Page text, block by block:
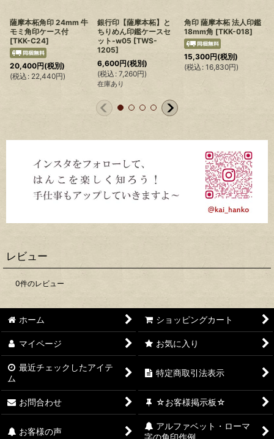
薩摩本柘角印 24mm 牛
モミ角印ケース付
[TKK-C24]
20,400円(税別)
(税込 : 22,440円)
銀行印【薩摩本柘】と
ちりめん印鑑ケースセ
ット-w05 [TWS-
1205]
6,600円(税別)
(税込 : 7,260円)
在庫あり
角印 薩摩本柘 法人印鑑
18mm角 [TKK-018]
15,300円(税別)
(税込 : 16,830円)
レビュー
0件のレビュー
ホーム ショッピングカート
マイページ お気に入り
最近チェックしたアイテ
ム
特定商取引法表示
お問合わせ ☆お客様掲示板☆
お客様の声
アルファベット・ローマ